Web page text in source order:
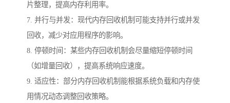
片整理，提高内存利用率。
7. 并行与并发：现代内存回收机制可能支持并行或并发
回收，减少对应用程序的影响。
8. 停顿时间：某些内存回收机制会尽量缩短停顿时间
（如增量回收），提高系统响应速度。
9. 适应性：部分内存回收机制能根据系统负载和内存使
用情况动态调整回收策略。